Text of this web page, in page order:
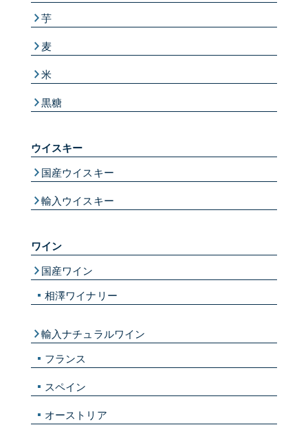
芋
麦
米
黒糖
ウイスキー
国産ウイスキー
輸入ウイスキー
ワイン
国産ワイン
相澤ワイナリー
輸入ナチュラルワイン
フランス
スペイン
オーストリア